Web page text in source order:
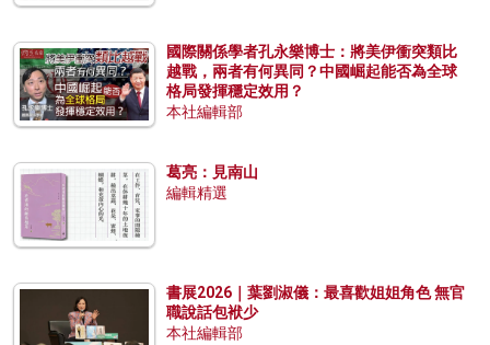
國際關係學者孔永樂博士：將美伊衝突類比
越戰，兩者有何異同？中國崛起能否為全球
格局發揮穩定效用？
本社編輯部
葛亮：見南山
編輯精選
書展2026｜葉劉淑儀：最喜歡姐姐角色 無官
職說話包袱少
本社編輯部